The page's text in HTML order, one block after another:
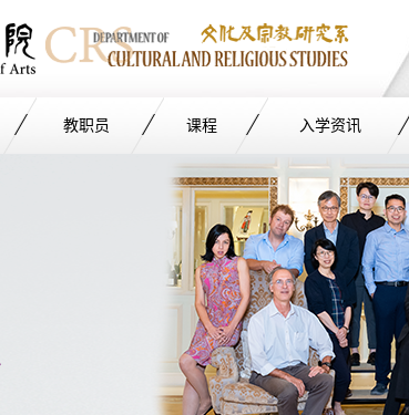
教职员 课程 入学资讯